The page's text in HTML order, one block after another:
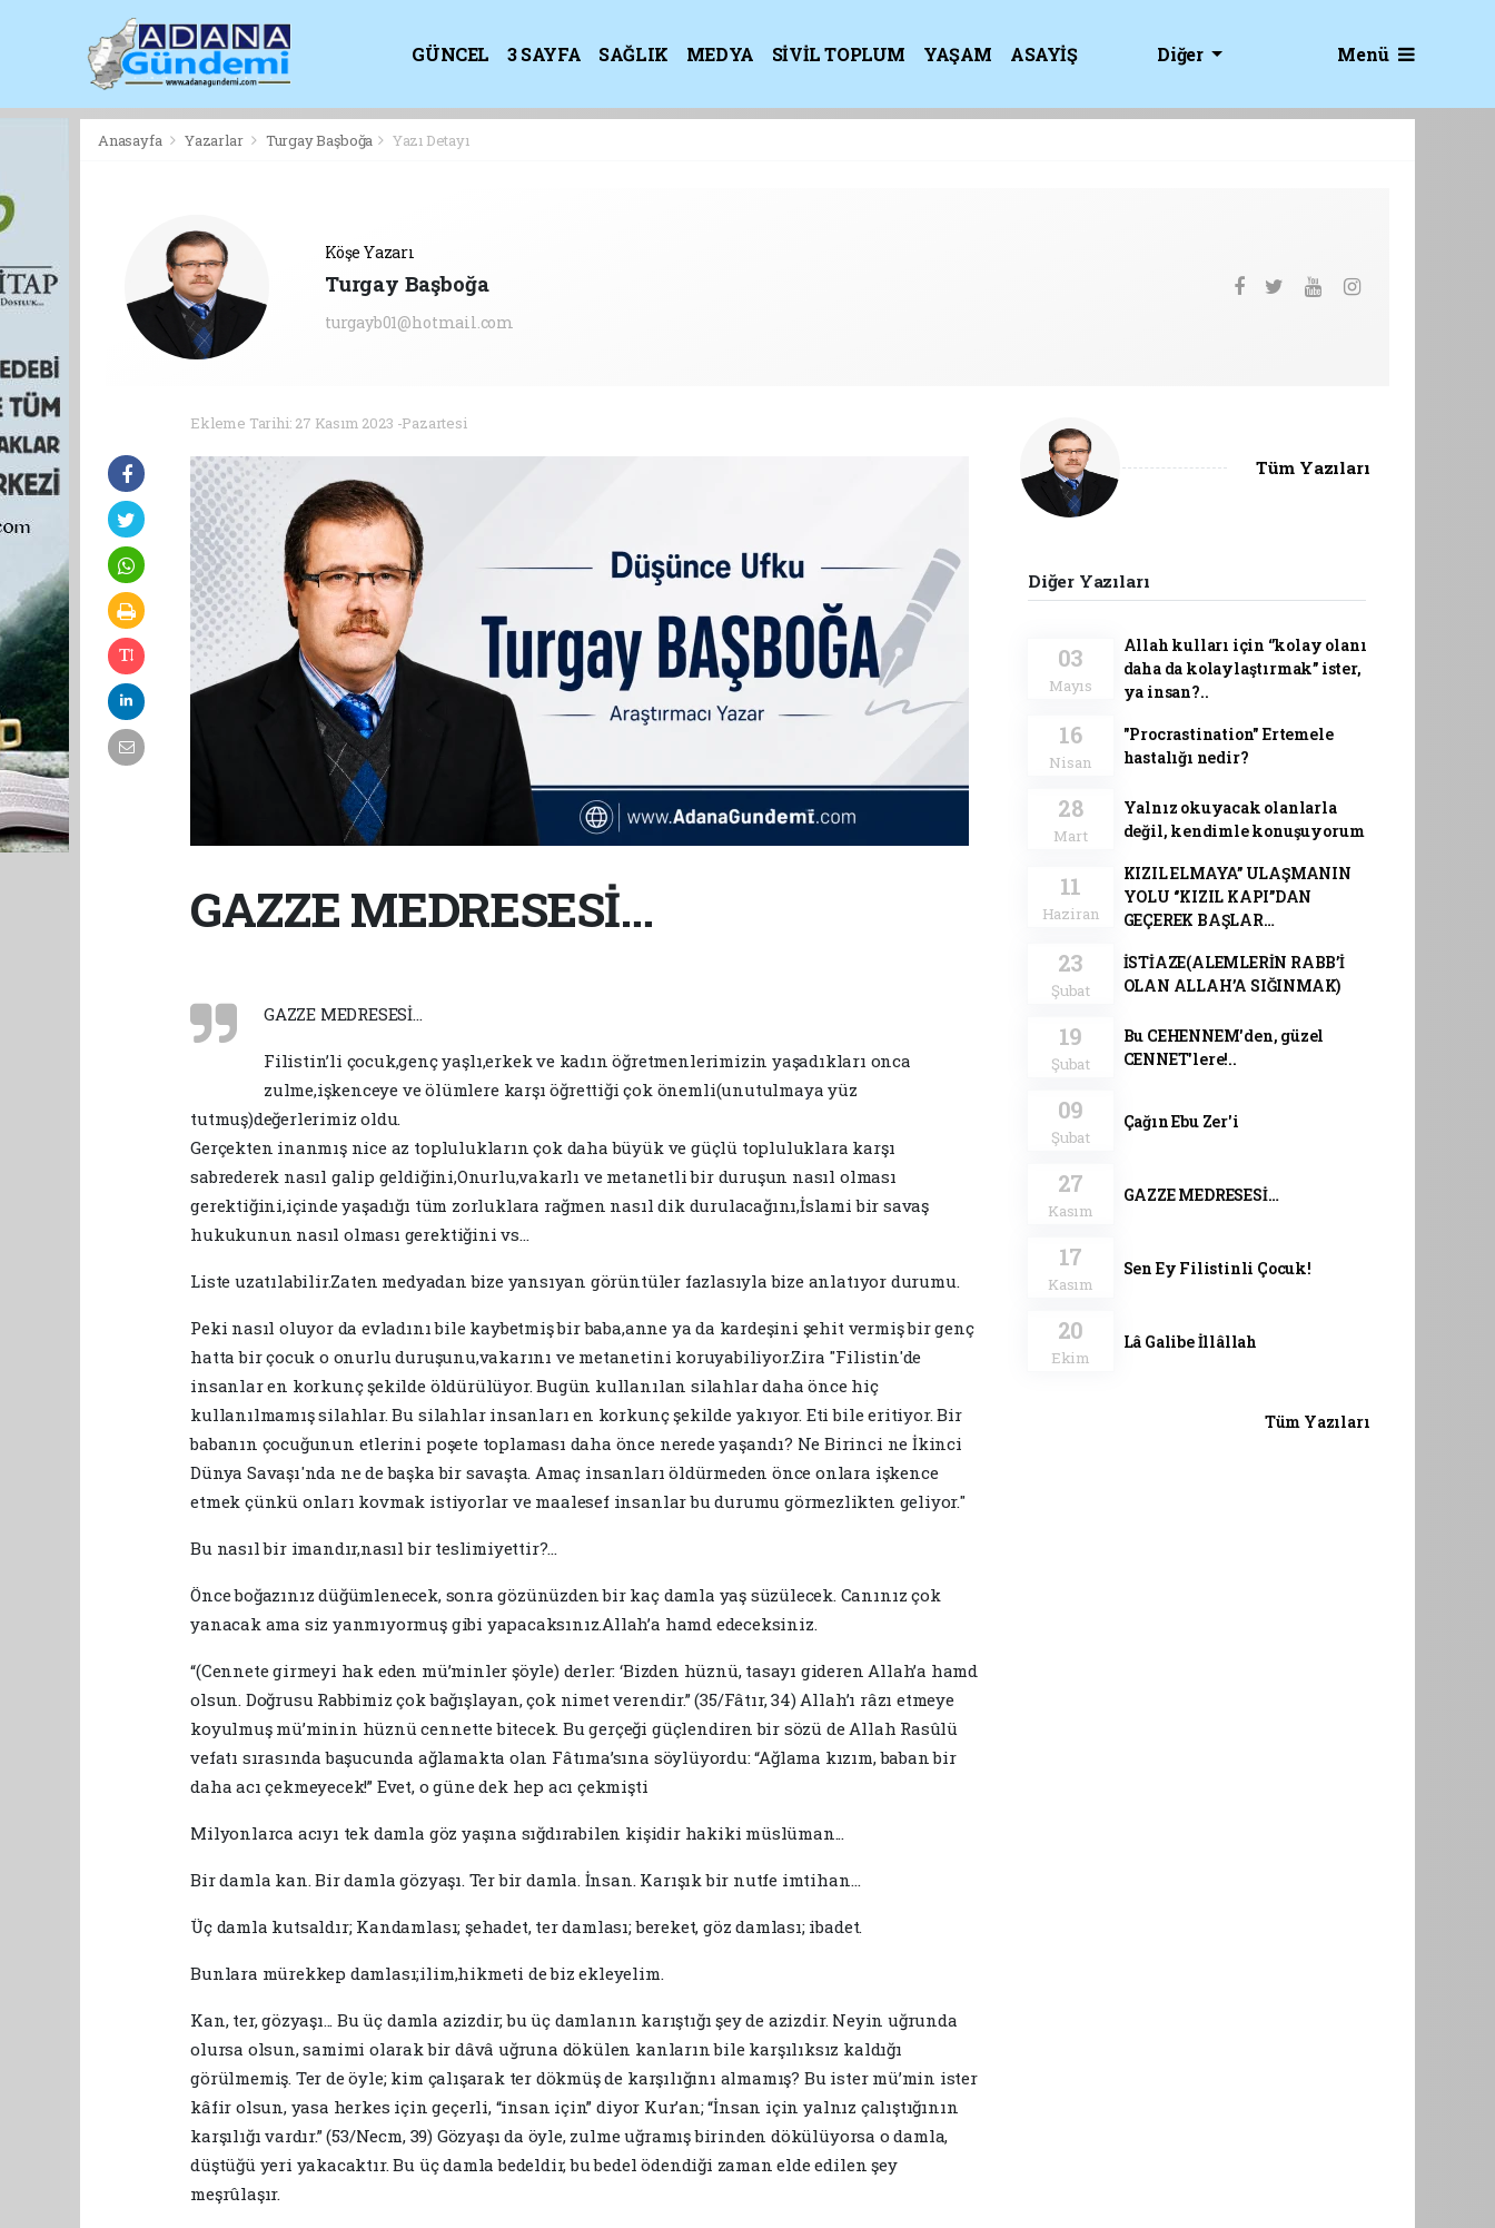
GÜNCEL 3 SAYFA SAĞLIK MEDYA SİVİL TOPLUM YAŞAM
ASAYİŞ
Diğer Menü
Anasayfa Yazarlar Turgay Başboğa Yazı Detayı
Köşe Yazarı
Turgay Başboğa
turgayb01@hotmail.com
Ekleme Tarihi: 27 Kasım 2023 -Pazartesi
GAZZE MEDRESESİ…
GAZZE MEDRESESİ…
Filistin’li çocuk,genç yaşlı,erkek ve kadın öğretmenlerimizin yaşadıkları onca
zulme,işkenceye ve ölümlere karşı öğrettiği çok önemli(unutulmaya yüz
tutmuş)değerlerimiz oldu.
Gerçekten inanmış nice az toplulukların çok daha büyük ve güçlü topluluklara karşı
sabrederek nasıl galip geldiğini,Onurlu,vakarlı ve metanetli bir duruşun nasıl olması
gerektiğini,içinde yaşadığı tüm zorluklara rağmen nasıl dik durulacağını,İslami bir savaş
hukukunun nasıl olması gerektiğini vs…
Liste uzatılabilir.Zaten medyadan bize yansıyan görüntüler fazlasıyla bize anlatıyor durumu.
Peki nasıl oluyor da evladını bile kaybetmiş bir baba,anne ya da kardeşini şehit vermiş bir genç
hatta bir çocuk o onurlu duruşunu,vakarını ve metanetini koruyabiliyor.Zira "Filistin'de
insanlar en korkunç şekilde öldürülüyor. Bugün kullanılan silahlar daha önce hiç
kullanılmamış silahlar. Bu silahlar insanları en korkunç şekilde yakıyor. Eti bile eritiyor. Bir
babanın çocuğunun etlerini poşete toplaması daha önce nerede yaşandı? Ne Birinci ne İkinci
Dünya Savaşı'nda ne de başka bir savaşta. Amaç insanları öldürmeden önce onlara işkence
etmek çünkü onları kovmak istiyorlar ve maalesef insanlar bu durumu görmezlikten geliyor."
Bu nasıl bir imandır,nasıl bir teslimiyettir?...
Önce boğazınız düğümlenecek, sonra gözünüzden bir kaç damla yaş süzülecek. Canınız çok
yanacak ama siz yanmıyormuş gibi yapacaksınız.Allah’a hamd edeceksiniz.
“(Cennete girmeyi hak eden mü’minler şöyle) derler: ‘Bizden hüznü, tasayı gideren Allah’a hamd
olsun. Doğrusu Rabbimiz çok bağışlayan, çok nimet verendir.” (35/Fâtır, 34) Allah’ı râzı etmeye
koyulmuş mü’minin hüznü cennette bitecek. Bu gerçeği güçlendiren bir sözü de Allah Rasûlü
vefatı sırasında başucunda ağlamakta olan Fâtıma’sına söylüyordu: “Ağlama kızım, baban bir
daha acı çekmeyecek!” Evet, o güne dek hep acı çekmişti
Milyonlarca acıyı tek damla göz yaşına sığdırabilen kişidir hakiki müslüman...
Bir damla kan. Bir damla gözyaşı. Ter bir damla. İnsan. Karışık bir nutfe imtihan…
Üç damla kutsaldır; Kandamlası; şehadet, ter damlası; bereket, göz damlası; ibadet.
Bunlara mürekkep damlası;ilim,hikmeti de biz ekleyelim.
Kan, ter, gözyaşı... Bu üç damla azizdir; bu üç damlanın karıştığı şey de azizdir. Neyin uğrunda
olursa olsun, samimi olarak bir dâvâ uğruna dökülen kanların bile karşılıksız kaldığı
görülmemiş. Ter de öyle; kim çalışarak ter dökmüş de karşılığını almamış? Bu ister mü’min ister
kâfir olsun, yasa herkes için geçerli, “insan için” diyor Kur’an; “İnsan için yalnız çalıştığının
karşılığı vardır.” (53/Necm, 39) Gözyaşı da öyle, zulme uğramış birinden dökülüyorsa o damla,
düştüğü yeri yakacaktır. Bu üç damla bedeldir, bu bedel ödendiği zaman elde edilen şey
meşrûlaşır.
Tüm Yazıları
Diğer Yazıları
03
Mayıs
Allah kulları için ‘’kolay olanı
daha da kolaylaştırmak’’ ister,
ya insan?..
16
Nisan
"Procrastination" Ertemele
hastalığı nedir?
28
Mart
Yalnız okuyacak olanlarla
değil, kendimle konuşuyorum
11
Haziran
KIZIL ELMAYA’’ ULAŞMANIN
YOLU ‘’KIZIL KAPI’’DAN
GEÇEREK BAŞLAR…
23
Şubat
İSTİAZE(ALEMLERİN RABB’İ
OLAN ALLAH’A SIĞINMAK)
19
Şubat
Bu CEHENNEM'den, güzel
CENNET'lere!..
09
Şubat
Çağın Ebu Zer'i
27
Kasım
GAZZE MEDRESESİ…
17
Kasım
Sen Ey Filistinli Çocuk!
20
Ekim
Lâ Galibe İllâllah
Tüm Yazıları